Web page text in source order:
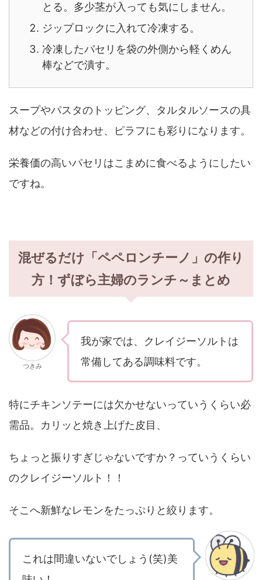
とる。多少茎が入っても気にしません。
ジップロックに入れて冷凍する。
冷凍したパセリを袋の外側から軽くめん
棒などで潰す。
スープやパスタのトッピング、タルタルソースの具
材などの付け合わせ、ピラフにも彩りになります。
栄養価の高いパセリはこまめに食べるようにしたい
ですね。
混ぜるだけ「ペペロンチーノ」の作り
方！ずぼら主婦のランチ～まとめ
つきみ
我が家では、クレイジーソルトは
常備してある調味料です。
特にチキンソテーには欠かせないっていうくらい必
需品。カリッと焼き上げた皮目、
ちょっと振りすぎじゃないですか？っていうくらい
のクレイジーソルト！！
そこへ新鮮なレモンをたっぷりと絞ります。
これは間違いないでしょう(笑)美